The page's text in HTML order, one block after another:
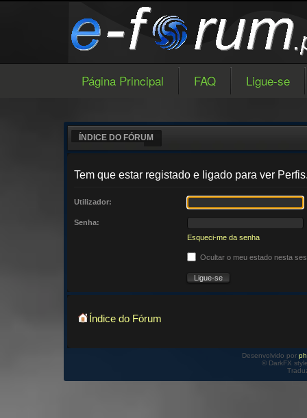
Página Principal FAQ Ligue-se
ÍNDICE DO FÓRUM
Tem que estar registado e ligado para ver
Utilizador:
Senha:
Esqueci-me da senha
Ocultar o meu estado nesta
Índice do Fórum
Desenvolvido por
© DarkFX